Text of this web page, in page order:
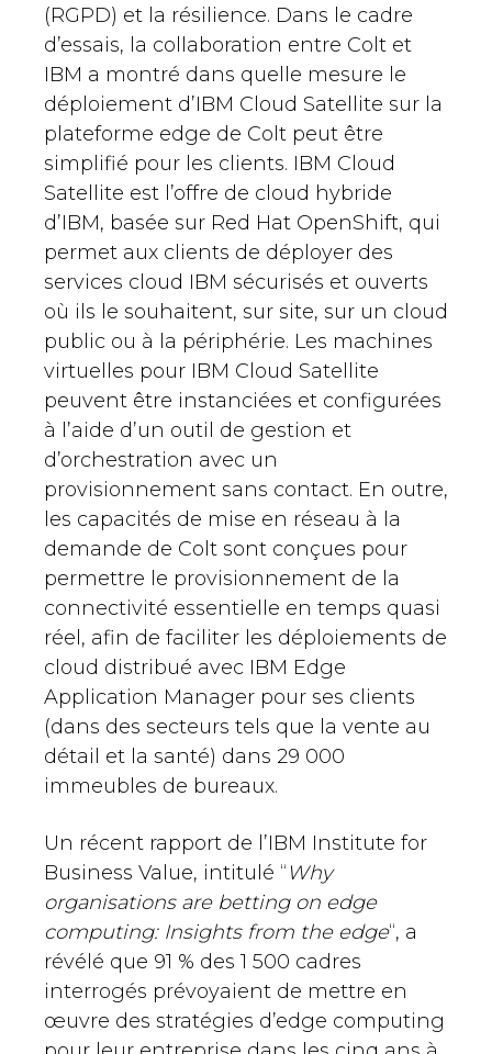
(RGPD) et la résilience. Dans le cadre
d’essais, la collaboration entre Colt et
IBM a montré dans quelle mesure le
déploiement d’IBM Cloud Satellite sur la
plateforme edge de Colt peut être
simplifié pour les clients. IBM Cloud
Satellite est l’offre de cloud hybride
d’IBM, basée sur Red Hat OpenShift, qui
permet aux clients de déployer des
services cloud IBM sécurisés et ouverts
où ils le souhaitent, sur site, sur un cloud
public ou à la périphérie. Les machines
virtuelles pour IBM Cloud Satellite
peuvent être instanciées et configurées
à l’aide d’un outil de gestion et
d’orchestration avec un
provisionnement sans contact. En outre,
les capacités de mise en réseau à la
demande de Colt sont conçues pour
permettre le provisionnement de la
connectivité essentielle en temps quasi
réel, afin de faciliter les déploiements de
cloud distribué avec IBM Edge
Application Manager pour ses clients
(dans des secteurs tels que la vente au
détail et la santé) dans 29 000
immeubles de bureaux.
Un récent rapport de l’IBM Institute for
Business Value, intitulé “ Why
organisations are betting on edge
computing: Insights from the edge“, a
révélé que 91 % des 1 500 cadres
interrogés prévoyaient de mettre en
œuvre des stratégies d’edge computing